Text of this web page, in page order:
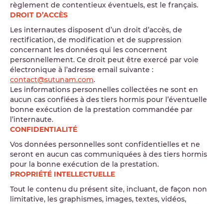
règlement de contentieux éventuels, est le français.
DROIT D’ACCÈS
Les internautes disposent d’un droit d’accès, de
rectification, de modification et de suppression
concernant les données qui les concernent
personnellement. Ce droit peut être exercé par voie
électronique à l’adresse email suivante :
contact@sutunam.com.
Les informations personnelles collectées ne sont en
aucun cas confiées à des tiers hormis pour l’éventuelle
bonne exécution de la prestation commandée par
l’internaute.
CONFIDENTIALITÉ
Vos données personnelles sont confidentielles et ne
seront en aucun cas communiquées à des tiers hormis
pour la bonne exécution de la prestation.
PROPRIÉTÉ INTELLECTUELLE
Tout le contenu du présent site, incluant, de façon non
limitative, les graphismes, images, textes, vidéos,